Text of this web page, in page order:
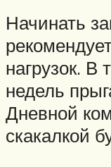
Начинать
нагрузок. В
недель
Дневной
скакалкой